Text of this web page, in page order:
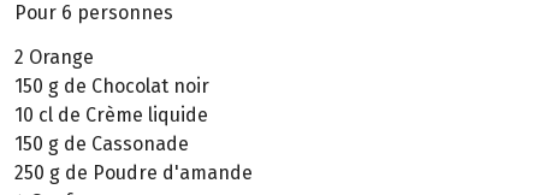
Pour 6 personnes
2 Orange
150 g de Chocolat noir
10 cl de Crème liquide
150 g de Cassonade
250 g de Poudre d'amande